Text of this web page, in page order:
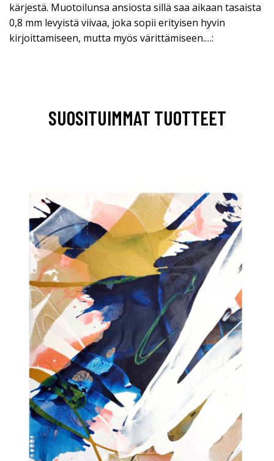
kärjestä. Muotoilunsa ansiosta sillä saa aikaan tasaista
0,8 mm levyistä viivaa, joka sopii erityisen hyvin
kirjoittamiseen, mutta myös värittämiseen.…:
SUOSITUIMMAT TUOTTEET